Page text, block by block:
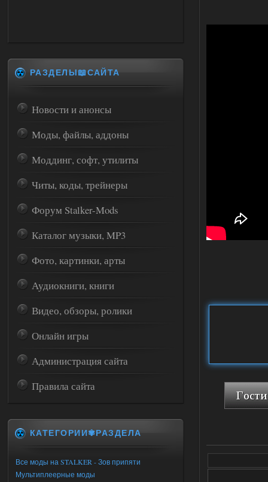
РАЗДЕЛЫ📖САЙТА
Новости и анонсы
Моды, файлы, аддоны
Моддинг, софт, утилиты
Читы, коды, трейнеры
Форум Stalker-Mods
Каталог музыки, MP3
Фото, картинки, арты
Аудиокниги, книги
Видео, обзоры, ролики
Онлайн игры
Администрация сайта
Правила сайта
КАТЕГОРИИ✾РАЗДЕЛА
Все моды на STALKER - Зов припяти
Мультиплеерные моды